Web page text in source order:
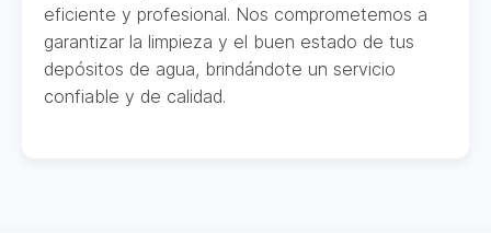
eficiente y profesional. Nos comprometemos a
garantizar la limpieza y el buen estado de tus
depósitos de agua, brindándote un servicio
confiable y de calidad.